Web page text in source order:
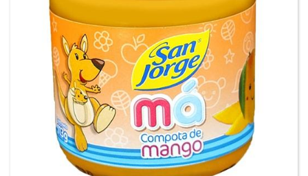
Compota Mango San Jorge® má®